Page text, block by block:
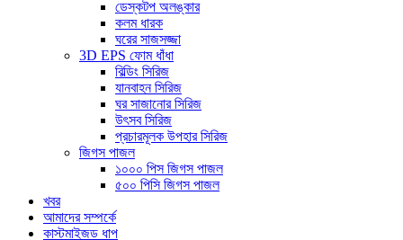
ডেস্কটপ অলঙ্কার
কলম ধারক
ঘরের সাজসজ্জা
3D EPS ফোম ধাঁধা
বিল্ডিং সিরিজ
যানবাহন সিরিজ
ঘর সাজানোর সিরিজ
উৎসব সিরিজ
প্রচারমূলক উপহার সিরিজ
জিগস পাজল
১০০০ পিস জিগস পাজল
৫০০ পিসি জিগস পাজল
খবর
আমাদের সম্পর্কে
কাস্টমাইজড ধাপ